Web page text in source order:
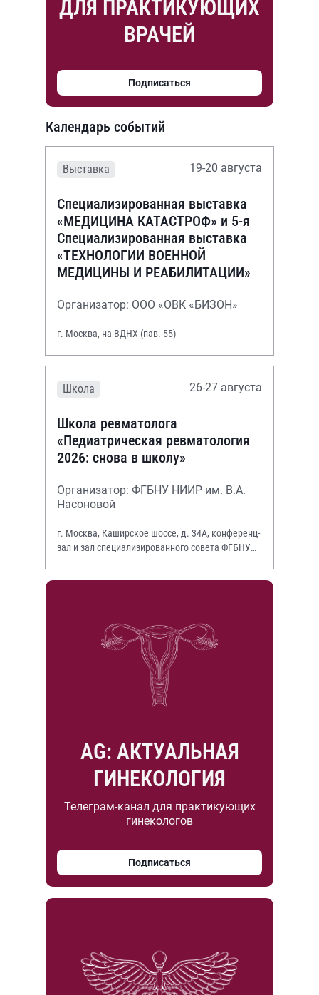
ДЛЯ ПРАКТИКУЮЩИХ
ВРАЧЕЙ
Подписаться
Календарь событий
Выставка 19-20 августа
Специализированная выставка
«МЕДИЦИНА КАТАСТРОФ» и 5-я
Специализированная выставка
«ТЕХНОЛОГИИ ВОЕННОЙ
МЕДИЦИНЫ И РЕАБИЛИТАЦИИ»
Организатор: ООО «ОВК «БИЗОН»
г. Москва, на ВДНХ (пав. 55)
Школа 26-27 августа
Школа ревматолога
«Педиатрическая ревматология
2026: снова в школу»
Организатор: ФГБНУ НИИР им. В.А.
Насоновой
г. Москва, Каширское шоссе, д. 34А, конференц-
зал и зал специализированного совета ФГБНУ
AG: АКТУАЛЬНАЯ
ГИНЕКОЛОГИЯ
Телеграм-канал для практикующих
гинекологов
Подписаться